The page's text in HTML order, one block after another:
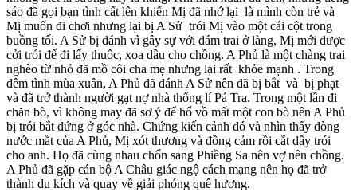
sáo đã gọi bạn tình cất lên khiến Mị đã nhớ lại là mình còn trẻ và
Mị muốn đi chơi nhưng lại bị A Sử trói Mị vào một cái cột trong
buồng tối. A Sử bị đánh vì gây sự với đám trai ở làng, Mị mới được
cởi trói để đi lấy thuốc, xoa dầu cho chồng. A Phủ là một chàng trai
nghèo từ nhỏ đã mồ côi cha mẹ nhưng lại rất khỏe mạnh . Trong
đêm tình mùa xuân, A Phủ đã đánh A Sử nên đã bị bắt và bị phạt
và đã trở thành người gạt nợ nhà thống lí Pá Tra. Trong một lần đi
chăn bò, vì không may đã sơ ý để hổ vồ mất một con bò nên A Phủ
bị trói bắt đứng ở góc nhà. Chứng kiến cảnh đó và nhìn thấy dòng
nước mắt của A Phủ, Mị xót thương và đồng cảm rồi cắt dây trói
cho anh. Họ đã cùng nhau chốn sang Phiềng Sa nên vợ nên chồng.
A Phủ đã gặp cán bộ A Châu giác ngộ cách mạng nên họ đã trở
thành du kích và quay về giải phóng quê hương.